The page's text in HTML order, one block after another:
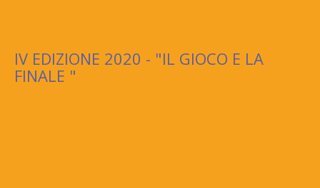
IV EDIZIONE 2020 - "IL GIOCO E LA
FINALE "